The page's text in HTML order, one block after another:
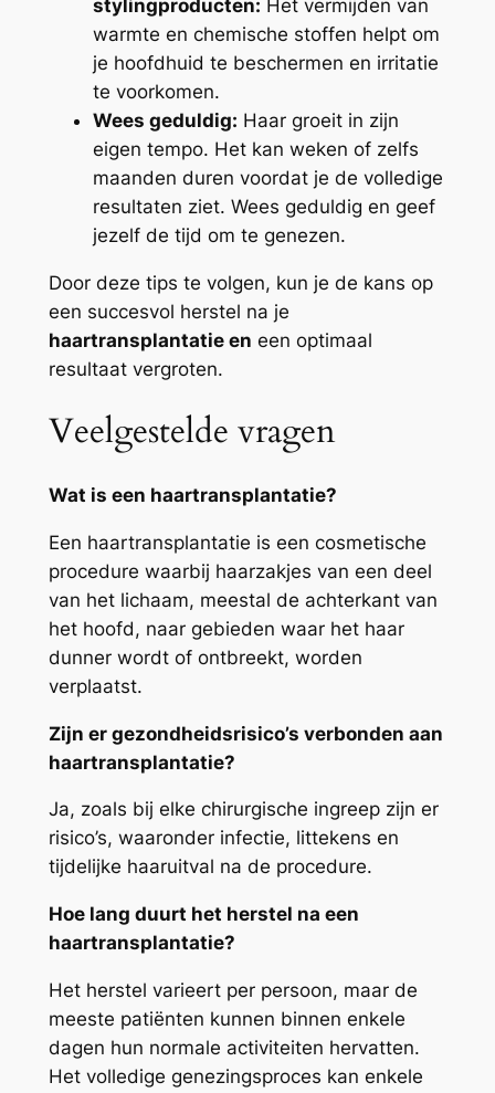
stylingproducten: Het vermijden van
warmte en chemische stoffen helpt om
je hoofdhuid te beschermen en irritatie
te voorkomen.
Wees geduldig: Haar groeit in zijn
eigen tempo. Het kan weken of zelfs
maanden duren voordat je de volledige
resultaten ziet. Wees geduldig en geef
jezelf de tijd om te genezen.
Door deze tips te volgen, kun je de kans op
een succesvol herstel na je
haartransplantatie en een optimaal
resultaat vergroten.
Veelgestelde vragen
Wat is een haartransplantatie?
Een haartransplantatie is een cosmetische
procedure waarbij haarzakjes van een deel
van het lichaam, meestal de achterkant van
het hoofd, naar gebieden waar het haar
dunner wordt of ontbreekt, worden
verplaatst.
Zijn er gezondheidsrisico’s verbonden aan
haartransplantatie?
Ja, zoals bij elke chirurgische ingreep zijn er
risico’s, waaronder infectie, littekens en
tijdelijke haaruitval na de procedure.
Hoe lang duurt het herstel na een
haartransplantatie?
Het herstel varieert per persoon, maar de
meeste patiënten kunnen binnen enkele
dagen hun normale activiteiten hervatten.
Het volledige genezingsproces kan enkele